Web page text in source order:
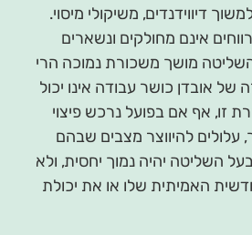
דיווידנדים, משיקולי מיסוי.
אינם מחולקים ונשארים
מושך משכורת נמוכה הרי
של אובדן כושר עבודה אינו יכול
ממשכורת זו, אף אם בפועל נרכש פיצוי
עלולים להיווצר מצבים שבהם
השליטה יהיה נמוך יחסית, ולא
האמיתית שלו או את יכולת